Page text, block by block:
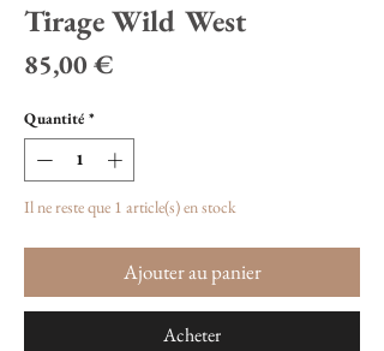
Tirage Wild West
85,00 €Prix
Quantité *
Il ne reste que 1 article(s) en stock
Ajouter au panier
Acheter